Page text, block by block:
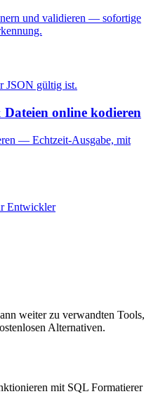
und validieren — sofortige
JSON gültig ist.
online kodieren
— Echtzeit-Ausgabe, mit
Entwickler
weiter zu verwandten Tools,
Alternativen.
mit SQL Formatierer